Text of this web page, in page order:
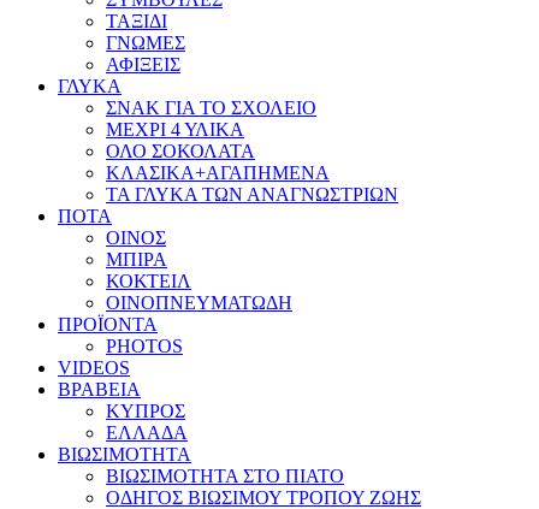
ΤΑΞΙΔΙ
ΓΝΩΜΕΣ
ΑΦΙΞΕΙΣ
ΓΛΥΚΑ
ΣΝΑΚ ΓΙΑ ΤΟ ΣΧΟΛΕΙΟ
ΜΕΧΡΙ 4 ΥΛΙΚΑ
ΟΛΟ ΣΟΚΟΛΑΤΑ
ΚΛΑΣΙΚΑ+ΑΓΑΠΗΜΕΝΑ
ΤΑ ΓΛΥΚΑ ΤΩΝ ΑΝΑΓΝΩΣΤΡΙΩΝ
ΠΟΤΑ
ΟΙΝΟΣ
ΜΠΙΡΑ
ΚΟΚΤΕΙΛ
ΟΙΝΟΠΝΕΥΜΑΤΩΔΗ
ΠΡΟΪΟΝΤΑ
PHOTOS
VIDEOS
ΒΡΑΒΕΙΑ
ΚΥΠΡΟΣ
ΕΛΛΑΔΑ
ΒΙΩΣΙΜΟΤΗΤΑ
ΒΙΩΣΙΜΟΤΗΤΑ ΣΤΟ ΠΙΑΤΟ
ΟΔΗΓΟΣ ΒΙΩΣΙΜΟΥ ΤΡΟΠΟΥ ΖΩΗΣ